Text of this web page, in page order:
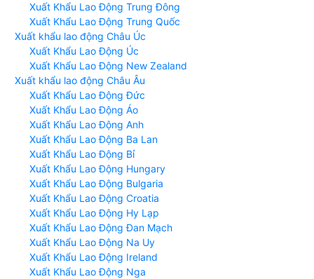
Xuất Khẩu Lao Động Trung Đông
Xuất Khẩu Lao Động Trung Quốc
Xuất khẩu lao động Châu Úc
Xuất Khẩu Lao Động Úc
Xuất Khẩu Lao Động New Zealand
Xuất khẩu lao động Châu Âu
Xuất Khẩu Lao Động Đức
Xuất Khẩu Lao Động Áo
Xuất Khẩu Lao Động Anh
Xuất Khẩu Lao Động Ba Lan
Xuất Khẩu Lao Động Bỉ
Xuất Khẩu Lao Động Hungary
Xuất Khẩu Lao Động Bulgaria
Xuất Khẩu Lao Động Croatia
Xuất Khẩu Lao Động Hy Lạp
Xuất Khẩu Lao Động Đan Mạch
Xuất Khẩu Lao Động Na Uy
Xuất Khẩu Lao Động Ireland
Xuất Khẩu Lao Động Nga